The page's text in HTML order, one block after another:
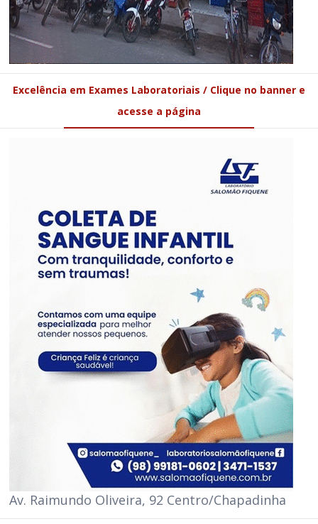
Excelência em Exames Laboratoriais / Clique no banner e
acesse a página
Av. Raimundo Oliveira, 92 Centro/Chapadinha